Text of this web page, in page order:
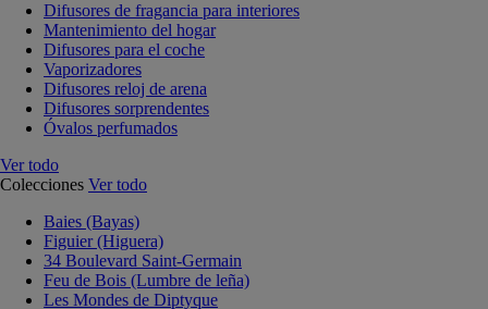
Difusores de fragancia para interiores
Mantenimiento del hogar
Difusores para el coche
Vaporizadores
Difusores reloj de arena
Difusores sorprendentes
Óvalos perfumados
Ver todo
Colecciones Ver todo
Baies (Bayas)
Figuier (Higuera)
34 Boulevard Saint-Germain
Feu de Bois (Lumbre de leña)
Les Mondes de Diptyque